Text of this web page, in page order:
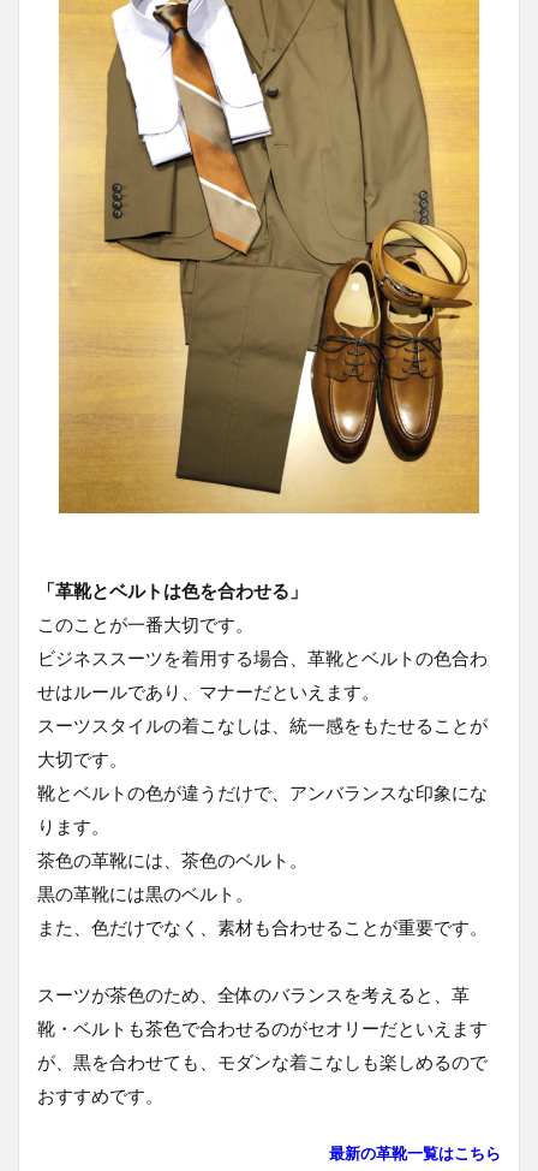
「革靴とベルトは色を合わせる」
このことが一番大切です。
ビジネススーツを着用する場合、革靴とベルトの色合わ
せはルールであり、マナーだといえます。
スーツスタイルの着こなしは、統一感をもたせることが
大切です。
靴とベルトの色が違うだけで、アンバランスな印象にな
ります。
茶色の革靴には、茶色のベルト。
黒の革靴には黒のベルト。
また、色だけでなく、素材も合わせることが重要です。
スーツが茶色のため、全体のバランスを考えると、革
靴・ベルトも茶色で合わせるのがセオリーだといえます
が、黒を合わせても、モダンな着こなしも楽しめるので
おすすめです。
最新の革靴一覧はこちら